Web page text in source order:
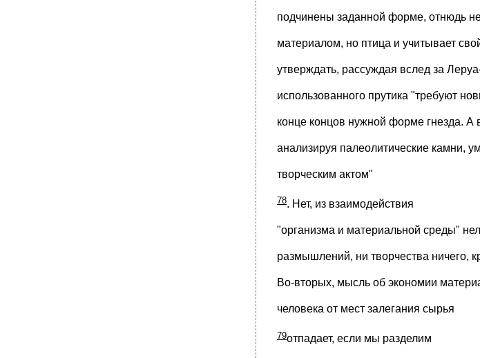
подчинены заданной форме, отнюдь
материалом, но птица и учитывает
утверждать, рассуждая вслед за
использованного прутика "требуют
конце концов нужной форме гнезда.
анализируя палеолитические камни,
творческим актом"
78. Нет, из взаимодействия
"организма и материальной среды"
размышлений, ни творчества ничего,
Во-вторых, мысль об экономии
человека от мест залегания сырья
79отпадает, если мы разделим